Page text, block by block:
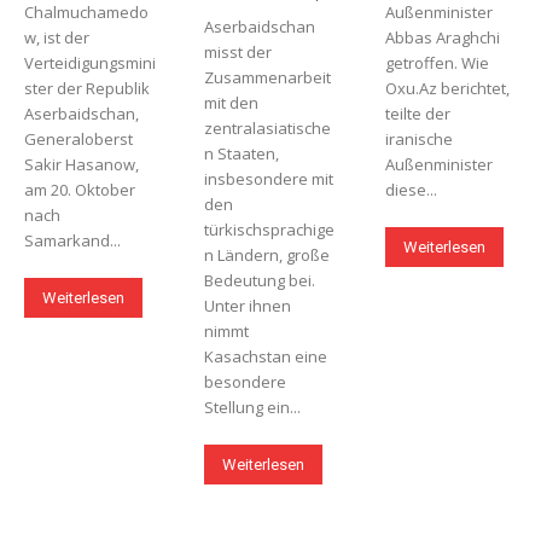
Chalmuchamedo
w, ist der
Verteidigungsmini
ster der Republik
Aserbaidschan,
Generaloberst
Sakir Hasanow,
am 20. Oktober
nach
Samarkand...
Weiterlesen
Aserbaidschan
misst der
Zusammenarbeit
mit den
zentralasiatische
n Staaten,
insbesondere mit
den
türkischsprachige
n Ländern, große
Bedeutung bei.
Unter ihnen
nimmt
Kasachstan eine
besondere
Stellung ein...
Weiterlesen
Außenminister
Abbas Araghchi
getroffen. Wie
Oxu.Az berichtet,
teilte der
iranische
Außenminister
diese...
Weiterlesen